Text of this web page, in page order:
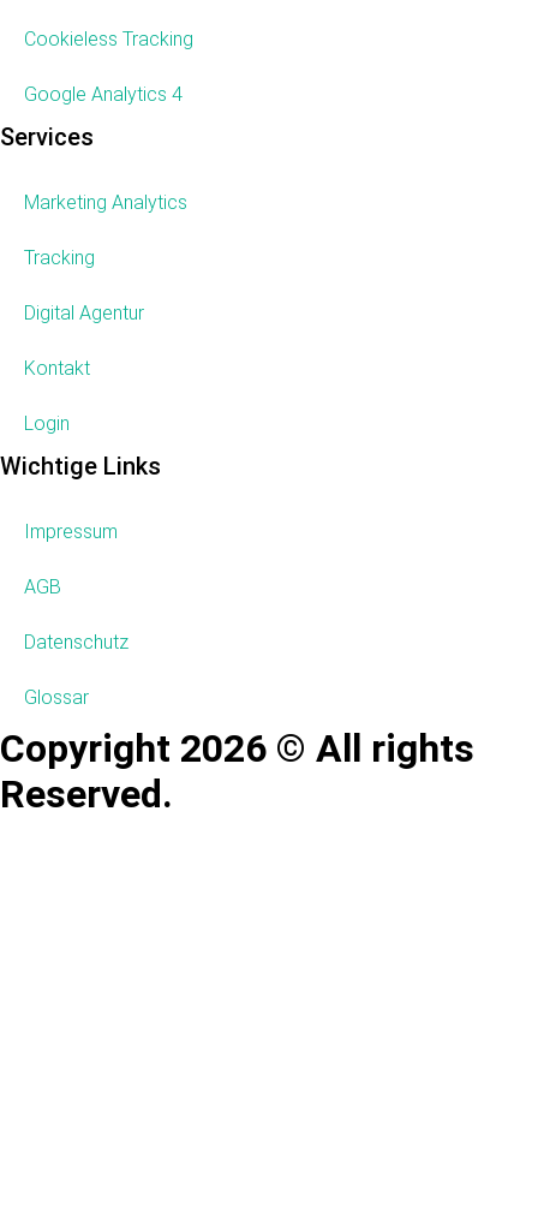
Cookieless Tracking
Google Analytics 4
Services
Marketing Analytics
Tracking
Digital Agentur
Kontakt
Login
Wichtige Links
Impressum
AGB
Datenschutz
Glossar
Copyright 2026 © All rights
Reserved.